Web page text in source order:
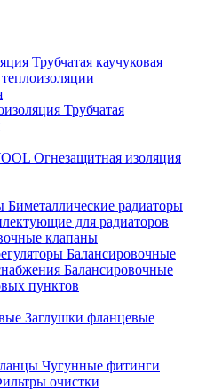
Трубчатая каучуковая
Трубчатая
Огнезащитная изоляция
Биметаллические радиаторы
для радиаторов
клапаны
Балансировочные
Балансировочные
пунктов
Заглушки фланцевые
Чугунные фитинги
очистки